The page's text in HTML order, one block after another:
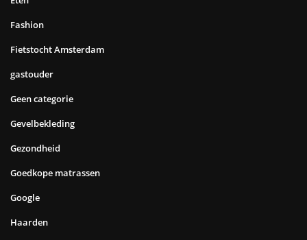
Fashion
Fietstocht Amsterdam
gastouder
Geen categorie
Gevelbekleding
Gezondheid
Goedkope matrassen
Google
Haarden